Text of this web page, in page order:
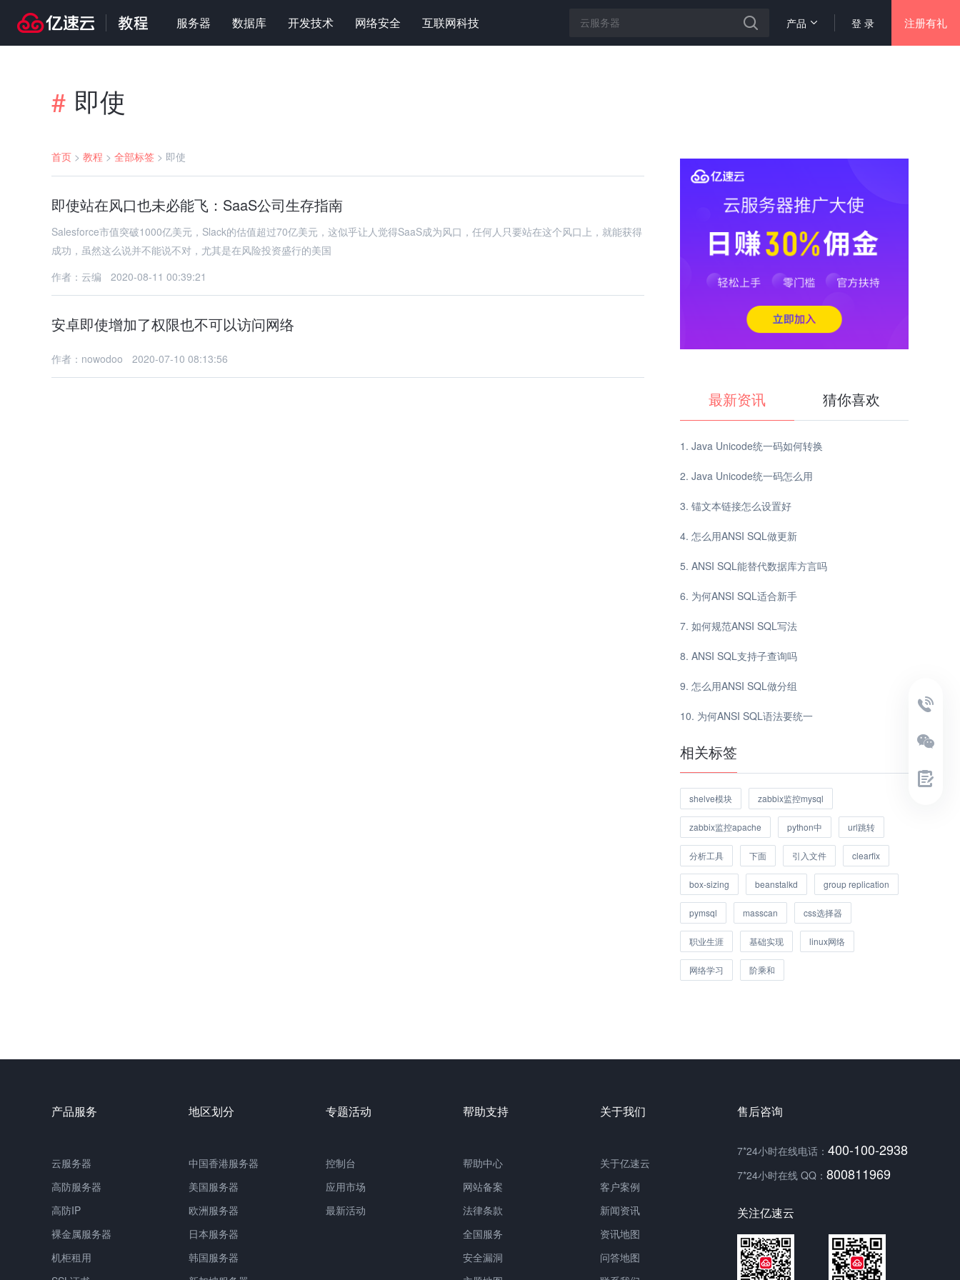
服务器 数据库 开发技术 网络安全 互联网科技 登 录 注册有礼
产品
# 即使
首页 > 教程 > 全部标签 > 即使
即使站在风口也未必能飞：SaaS公司生存指南
Salesforce市值突破1000亿美元，Slack的估值超过70亿美元，这似乎让人觉得SaaS成为风口，任何人只要站在这个风口上，就能获得
成功，虽然这么说并不能说不对，尤其是在风险投资盛行的美国
作者：云编
2020-08-11 00:39:21
安卓即使增加了权限也不可以访问网络
作者：nowodoo 2020-07-10 08:13:56
最新资讯 猜你喜欢
Java Unicode统一码如何转换
Java Unicode统一码怎么用
锚文本链接怎么设置好
怎么用ANSI SQL做更新
ANSI SQL能替代数据库方言吗
为何ANSI SQL适合新手
如何规范ANSI SQL写法
ANSI SQL支持子查询吗
怎么用ANSI SQL做分组
为何ANSI SQL语法要统一
相关标签
shelve模块 zabbix监控mysql
zabbix监控apache python中 url跳转
分析工具 下面 引入文件 clearfix
box-sizing beanstalkd group replication
pymsql masscan css选择器
职业生涯 基础实现 linux网络
网络学习 阶乘和
产品服务
云服务器
高防服务器
高防IP
裸金属服务器
机柜租用
地区划分
中国香港服务器
美国服务器
欧洲服务器
日本服务器
韩国服务器
专题活动
控制台
应用市场
最新活动
帮助支持
帮助中心
网站备案
法律条款
全国服务
安全漏洞
关于我们
关于亿速云
客户案例
新闻资讯
资讯地图
问答地图
售后咨询
7*24小时在线电话： 400-100-2938
7*24小时在线 QQ： 800811969
关注亿速云